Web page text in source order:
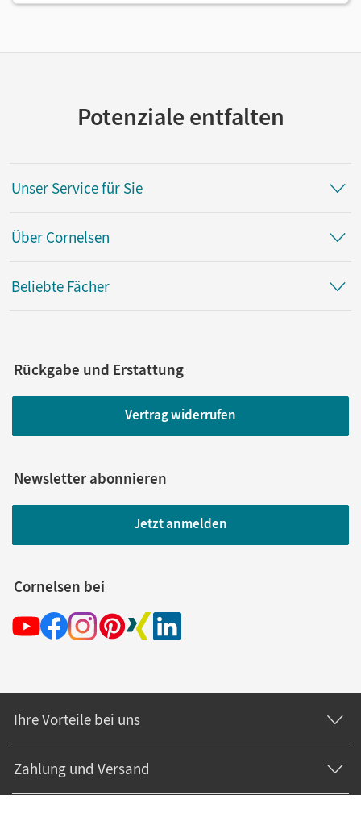
Potenziale entfalten
Unser Service für Sie
Über Cornelsen
Beliebte Fächer
Rückgabe und Erstattung
Vertrag widerrufen
Newsletter abonnieren
Jetzt anmelden
Cornelsen bei
Ihre Vorteile bei uns
Zahlung und Versand